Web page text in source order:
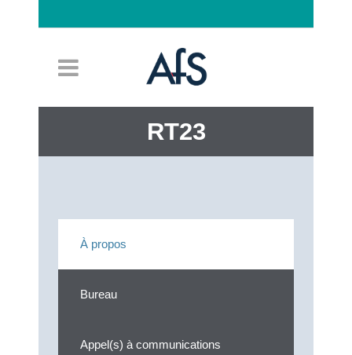
RT23
À propos
Bureau
Appel(s) à communications